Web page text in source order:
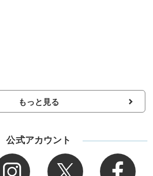
もっと見る
公式アカウント